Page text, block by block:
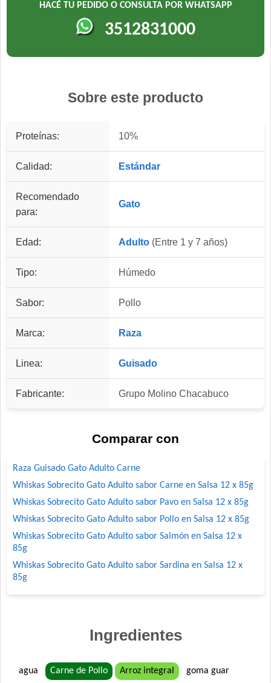
HACÉ TU PEDIDO O CONSULTA POR WHATSAPP
3512831000
Sobre este producto
Proteínas: 10%
Calidad: Estándar
Recomendado
para:
Gato
Edad: Adulto (Entre 1 y 7 años)
Tipo: Húmedo
Sabor: Pollo
Marca: Raza
Linea: Guisado
Fabricante: Grupo Molino Chacabuco
Comparar con
Raza Guisado Gato Adulto Carne
Whiskas Sobrecito Gato Adulto sabor Carne en Salsa 12 x 85g
Whiskas Sobrecito Gato Adulto sabor Pavo en Salsa 12 x 85g
Whiskas Sobrecito Gato Adulto sabor Pollo en Salsa 12 x 85g
Whiskas Sobrecito Gato Adulto sabor Salmón en Salsa 12 x
85g
Whiskas Sobrecito Gato Adulto sabor Sardina en Salsa 12 x
85g
Ingredientes
agua Carne de Pollo Arroz integral goma guar